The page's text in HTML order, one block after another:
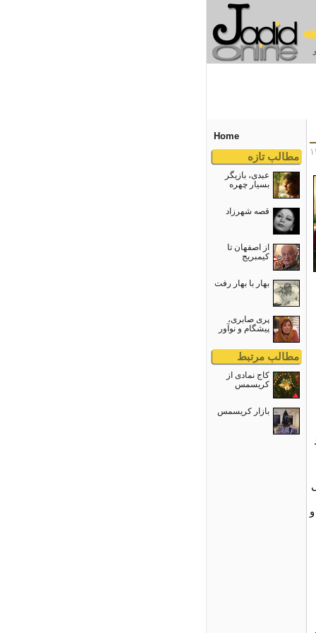
Home
مطالب تازه
عبدی، بازیگر
بسیار چهره
قصه شهرزاد
از اصفهان تا
کیمبریج
بهار با بهار رفت
پری صابری،
پیشگام و نوآور
مطالب مرتبط
کاج نمادی از
کریسمس
بازار کريسمس